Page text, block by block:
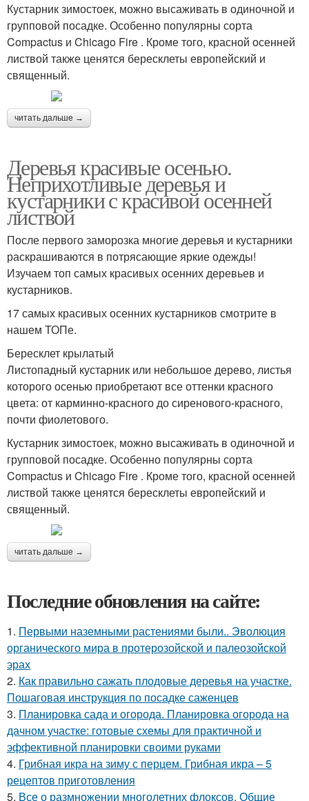
Кустарник зимостоек, можно высаживать в одиночной и
групповой посадке. Особенно популярны сорта
Compactus и Chicago Fire . Кроме того, красной осенней
листвой также ценятся бересклеты европейский и
священный.
читать дальше →
Деревья красивые осенью.
Неприхотливые деревья и
кустарники с красивой осенней
листвой
После первого заморозка многие деревья и кустарники
раскрашиваются в потрясающие яркие одежды!
Изучаем топ самых красивых осенних деревьев и
кустарников.
17 самых красивых осенних кустарников смотрите в
нашем ТОПе.
Бересклет крылатый
Листопадный кустарник или небольшое дерево, листья
которого осенью приобретают все оттенки красного
цвета: от карминно-красного до сиренового-красного,
почти фиолетового.
Кустарник зимостоек, можно высаживать в одиночной и
групповой посадке. Особенно популярны сорта
Compactus и Chicago Fire . Кроме того, красной осенней
листвой также ценятся бересклеты европейский и
священный.
читать дальше →
Последние обновления на сайте:
1. Первыми наземными растениями были.. Эволюция
органического мира в протерозойской и палеозойской
эрах
2. Как правильно сажать плодовые деревья на участке.
Пошаговая инструкция по посадке саженцев
3. Планировка сада и огорода. Планировка огорода на
дачном участке: готовые схемы для практичной и
эффективной планировки своими руками
4. Грибная икра на зиму с перцем. Грибная икра – 5
рецептов приготовления
5. Все о размножении многолетних флоксов. Общие